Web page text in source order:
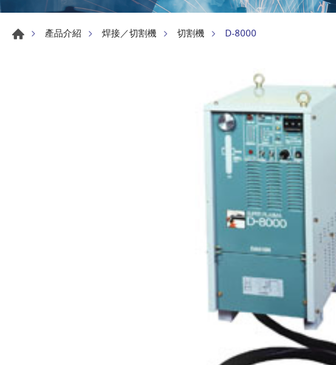
產品介紹 焊接／切割機 切割機 D-8000